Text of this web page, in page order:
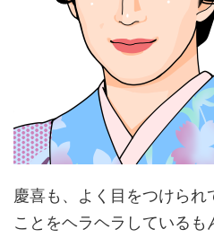
慶喜も、よく目をつけら
ことをヘラヘラしている